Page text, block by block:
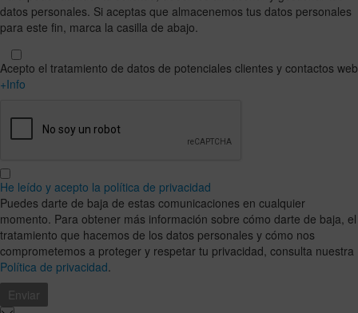
datos personales. Si aceptas que almacenemos tus datos personales
para este fin, marca la casilla de abajo.
Acepto el tratamiento de datos de potenciales clientes y contactos web
+Info
He leído y acepto la política de privacidad
Puedes darte de baja de estas comunicaciones en cualquier
momento. Para obtener más información sobre cómo darte de baja, el
tratamiento que hacemos de los datos personales y cómo nos
comprometemos a proteger y respetar tu privacidad, consulta nuestra
Política de privacidad